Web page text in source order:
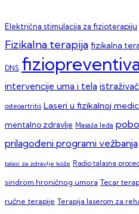
Električna stimulacija za fizioterapiju
Fizikalna terapija fizikalna
DNS
intervencije uma i tela
osteoartritis Laseri u fizikalnoj
mentalno zdravlje Masaža leđa
prilagođeni programi vežbanja
talasi za zdravlje kože Radio talasna
sindrom hroničnog umora Tecar
ručne terapije Terapija laserom za